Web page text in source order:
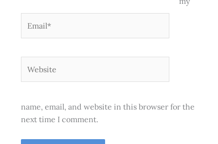
name, email, and website in this browser for the
next time I comment.